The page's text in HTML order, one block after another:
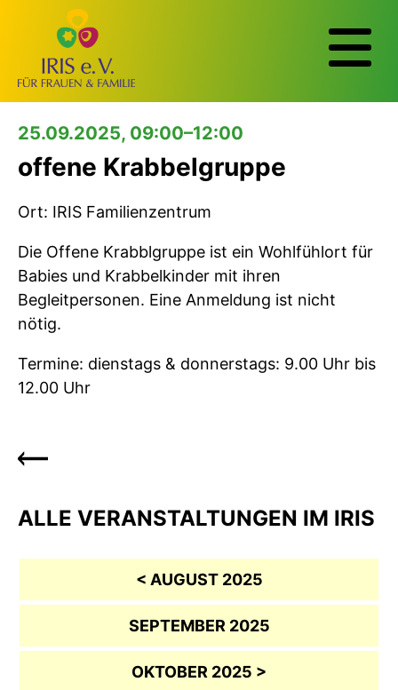
25.09.2025, 09:00–12:00
offene Krabbelgruppe
Ort: IRIS Familienzentrum
Die Offene Krabblgruppe ist ein Wohlfühlort für
Babies und Krabbelkinder mit ihren
Begleitpersonen. Eine Anmeldung ist nicht
nötig.
Termine: dienstags & donnerstags: 9.00 Uhr bis
12.00 Uhr
ALLE VERANSTALTUNGEN IM IRIS
< AUGUST 2025
SEPTEMBER 2025
OKTOBER 2025 >